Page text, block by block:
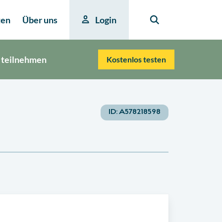
Über uns Login
teilnehmen Kostenlos testen
ID:A578218598